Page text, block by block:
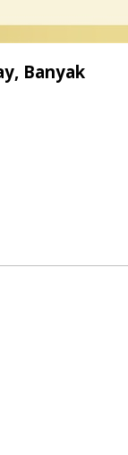
Banyak